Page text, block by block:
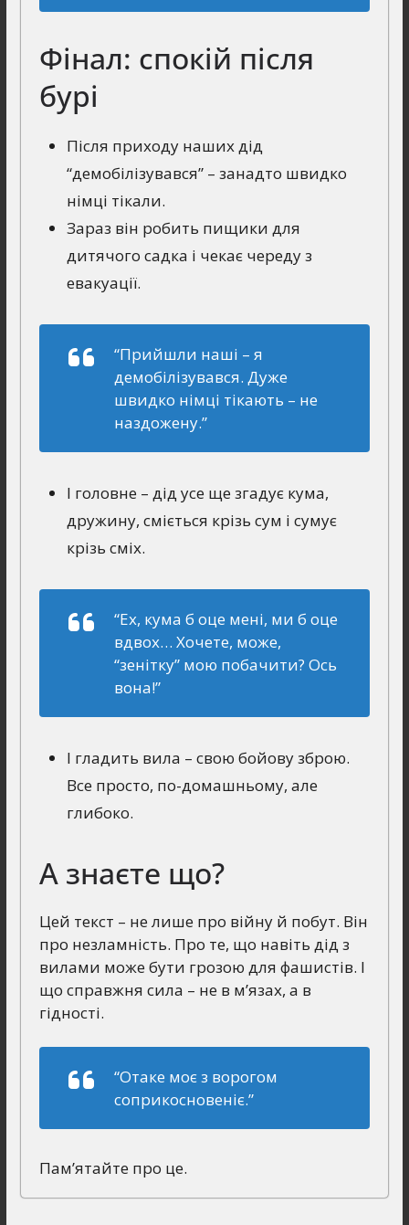
Фінал: спокій після
бурі
Після приходу наших дід
“демобілізувався” – занадто швидко
німці тікали.
Зараз він робить пищики для
дитячого садка і чекає череду з
евакуації.
“Прийшли наші – я
демобілізувався. Дуже
швидко німці тікають – не
наздожену.”
І головне – дід усе ще згадує кума,
дружину, сміється крізь сум і сумує
крізь сміх.
“Ех, кума б оце менi, ми б оце
вдвох… Хочете, може,
“зенiтку” мою побачити? Ось
вона!”
І гладить вила – свою бойову зброю.
Все просто, по-домашньому, але
глибоко.
А знаєте що?
Цей текст – не лише про війну й побут. Він
про незламність. Про те, що навіть дід з
вилами може бути грозою для фашистів. І
що справжня сила – не в м’язах, а в
гідності.
“Отаке моє з ворогом
соприкосновеніє.”
Пам’ятайте про це.